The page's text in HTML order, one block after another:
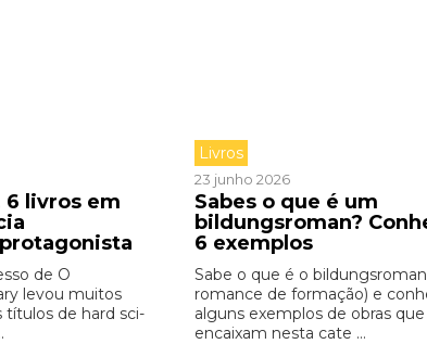
6 livros em
de O
levou muitos
títulos de hard sci-
Livros
23 junho 2026
Sabes o que é um
bildungsroman?
6 exemplos
Sabe o que é o
romance de formação) e
alguns exemplos de obras que
encaixam nesta cate ...